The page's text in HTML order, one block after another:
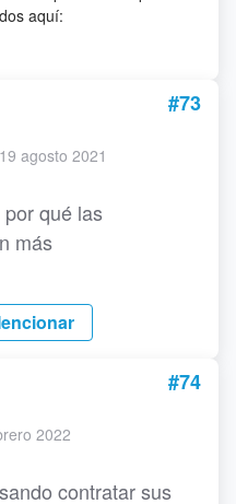
aquí:
#73
19 agosto 2021
qué las
más
#74
2022
contratar sus